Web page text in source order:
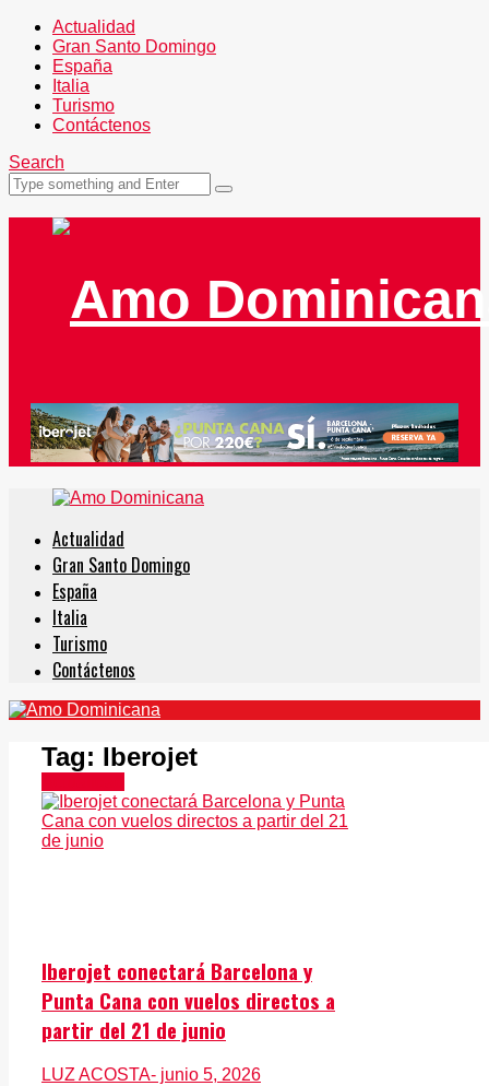
Actualidad
Gran Santo Domingo
España
Italia
Turismo
Contáctenos
Search
Actualidad
Gran Santo Domingo
España
Italia
Turismo
Contáctenos
Tag: Iberojet
Iberojet conectará Barcelona y
Punta Cana con vuelos directos a
partir del 21 de junio
LUZ ACOSTA- junio 5, 2026